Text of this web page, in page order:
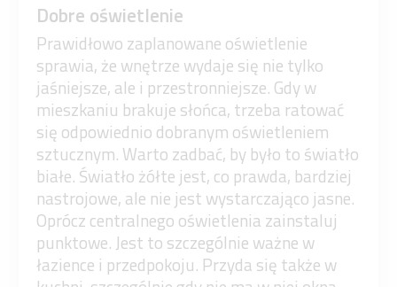
Dobre oświetlenie
Prawidłowo zaplanowane oświetlenie
sprawia, że wnętrze wydaje się nie tylko
jaśniejsze, ale i przestronniejsze. Gdy w
mieszkaniu brakuje słońca, trzeba ratować
się odpowiednio dobranym oświetleniem
sztucznym. Warto zadbać, by było to światło
białe. Światło żółte jest, co prawda, bardziej
nastrojowe, ale nie jest wystarczająco jasne.
Oprócz centralnego oświetlenia zainstaluj
punktowe. Jest to szczególnie ważne w
łazience i przedpokoju. Przyda się także w